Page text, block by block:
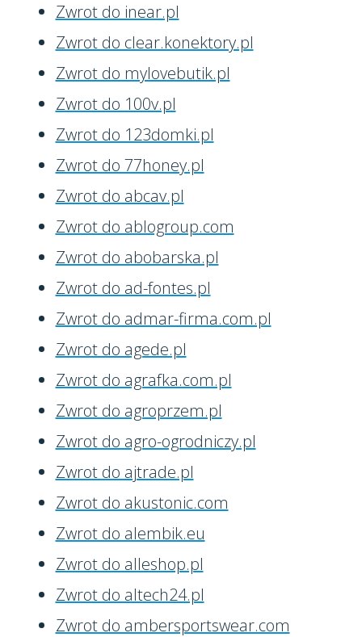
Zwrot do inear.pl
Zwrot do clear.konektory.pl
Zwrot do mylovebutik.pl
Zwrot do 100v.pl
Zwrot do 123domki.pl
Zwrot do 77honey.pl
Zwrot do abcav.pl
Zwrot do ablogroup.com
Zwrot do abobarska.pl
Zwrot do ad-fontes.pl
Zwrot do admar-firma.com.pl
Zwrot do agede.pl
Zwrot do agrafka.com.pl
Zwrot do agroprzem.pl
Zwrot do agro-ogrodniczy.pl
Zwrot do ajtrade.pl
Zwrot do akustonic.com
Zwrot do alembik.eu
Zwrot do alleshop.pl
Zwrot do altech24.pl
Zwrot do ambersportswear.com